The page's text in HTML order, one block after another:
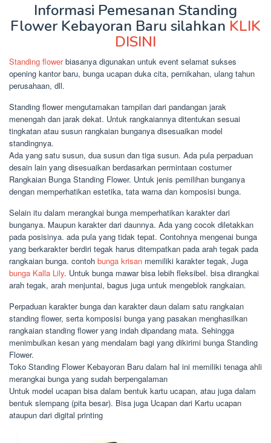
Informasi Pemesanan Standing
Flower Kebayoran Baru silahkan KLIK
DISINI
Standing flowerbiasanya digunakan untuk event selamat sukses
opening kantor baru, bunga ucapan duka cita, pernikahan, ulang tahun
perusahaan, dll.
Standing flower mengutamakan tampilan dari pandangan jarak
menengah dan jarak dekat. Untuk rangkaiannya ditentukan sesuai
tingkatan atau susun rangkaian bunganya disesuaikan model
standingnya.
Ada yang satu susun, dua susun dan tiga susun. Ada pula perpaduan
desain lain yang disesuaikan berdasarkan permintaan costumer
Rangkaian Bunga Standing Flower. Untuk jenis pemilihan bunganya
dengan memperhatikan estetika, tata warna dan komposisi bunga.
Selain itu dalam merangkai bunga memperhatikan karakter dari
bunganya. Maupun karakter dari daunnya. Ada yang cocok diletakkan
pada posisinya. ada pula yang tidak tepat. Contohnya mengenai bunga
yang berkarakter berdiri tegak harus ditempatkan pada arah tegak pada
rangkaian bunga. contoh bunga krisan memiliki karakter tegak, Juga
bunga Kalla Lily. Untuk bunga mawar bisa lebih fleksibel. bisa dirangkai
arah tegak, arah menjuntai, bagus juga untuk mengeblok rangkaian.
Perpaduan karakter bunga dan karakter daun dalam satu rangkaian
standing flower, serta komposisi bunga yang pasakan menghasilkan
rangkaian standing flower yang indah dipandang mata. Sehingga
menimbulkan kesan yang mendalam bagi yang dikirimi bunga Standing
Flower.
Toko Standing Flower Kebayoran Baru dalam hal ini memiliki tenaga ahli
merangkai bunga yang sudah berpengalaman
Untuk model ucapan bisa dalam bentuk kartu ucapan, atau juga dalam
bentuk slempang (pita besar). Bisa juga Ucapan dari Kartu ucapan
ataupun dari digital printing